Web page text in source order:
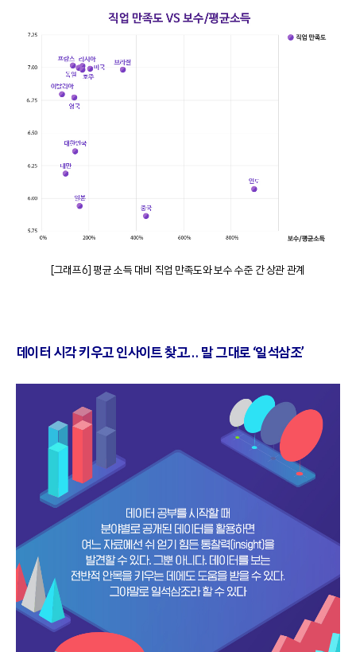
[그래프6] 평균 소득 대비 직업 만족도와 보수 수준 간 상관 관계
데이터 시각 키우고 인사이트 찾고… 말 그대로 ‘일석삼조’